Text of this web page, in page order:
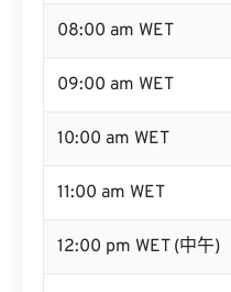
08:00 am WET
09:00 am WET
10:00 am WET
11:00 am WET
12:00 pm WET (中午)